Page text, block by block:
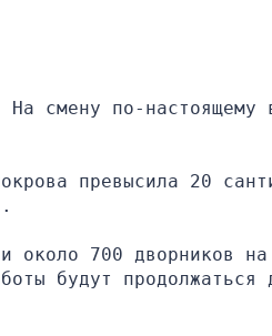
смену по-настоящему
превысила 20
700 дворников на
будут продолжаться